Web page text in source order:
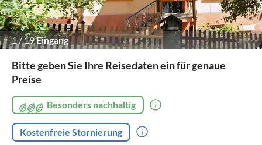
1/19Eingang
Bitte geben Sie Ihre Reisedaten ein für genaue
Preise
Besonders nachhaltig
Kostenfreie Stornierung